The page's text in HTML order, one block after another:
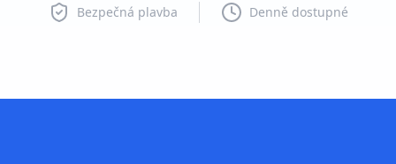
Bezpečná plavba Denně dostupné